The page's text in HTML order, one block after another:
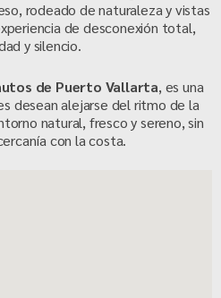
rodeado de naturaleza y vistas
de desconexión total,
y silencio.
de Puerto Vallarta, es una
desean alejarse del ritmo de la
natural, fresco y sereno, sin
con la costa.